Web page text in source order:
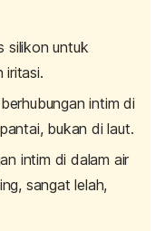
silikon untuk
iritasi.
intim di
bukan di laut.
intim di dalam air
sangat lelah,